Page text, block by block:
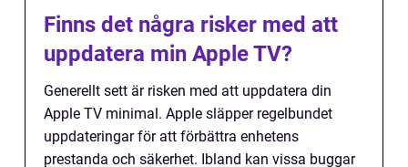
Finns det några risker med att
uppdatera min Apple TV?
Generellt sett är risken med att uppdatera din
Apple TV minimal. Apple släpper regelbundet
uppdateringar för att förbättra enhetens
prestanda och säkerhet. Ibland kan vissa buggar